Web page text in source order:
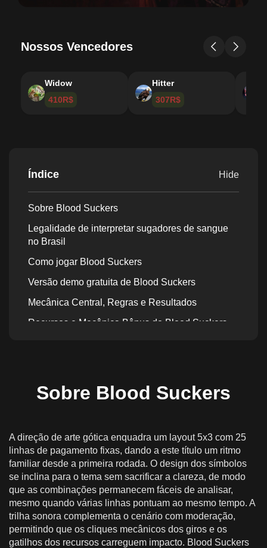
Nossos Vencedores
Widow
410R$
Hitter
307R$
Índice Hide
Sobre Blood Suckers
Legalidade de interpretar sugadores de sangue
no Brasil
Como jogar Blood Suckers
Versão demo gratuita de Blood Suckers
Mecânica Central, Regras e Resultados
Recursos e Mecânica Bônus do Blood Suckers
responsável
Depósitos, Pagamentos e Jogo Responsável no
Brasil
Versão móvel do Blood Suckers
Sobre Blood Suckers
A direção de arte gótica enquadra um layout 5x3 com 25
linhas de pagamento fixas, dando a este título um ritmo
familiar desde a primeira rodada. O design dos símbolos
se inclina para o tema sem sacrificar a clareza, de modo
que as combinações permanecem fáceis de analisar,
mesmo quando várias linhas pontuam ao mesmo tempo. A
trilha sonora complementa o cenário com moderação,
permitindo que os cliques mecânicos dos giros e os
gatilhos dos recursos carreguem impacto. Blood Suckers